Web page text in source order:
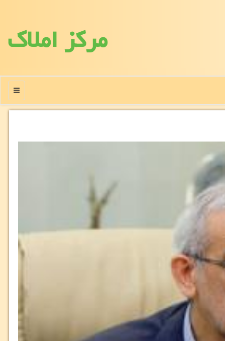
مركز املاك
منو